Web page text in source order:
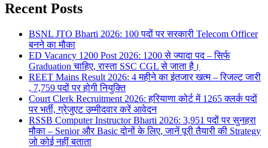
Recent Posts
BSNL JTO Bharti 2026: 100 पदों पर सरकारी Telecom Officer
बनने का मौका
ED Vacancy 1200 Post 2026: 1200 से ज्यादा पद – सिर्फ
Graduation चाहिए, रास्ता SSC CGL से जाता है।
REET Mains Result 2026: 4 महीने का इंतजार खत्म – रिजल्ट जारी
, 7,759 पदों पर होगी नियुक्ति
Court Clerk Recruitment 2026: हरियाणा कोर्ट में 1265 क्लर्क पदों
पर भर्ती, ग्रेजुएट उम्मीदवार करें आवेदन
RSSB Computer Instructor Bharti 2026: 3,951 पदों पर सुनहरा
मौका – Senior और Basic दोनों के लिए, जानें पूरी तैयारी की Strategy
जो कोई नहीं बताता